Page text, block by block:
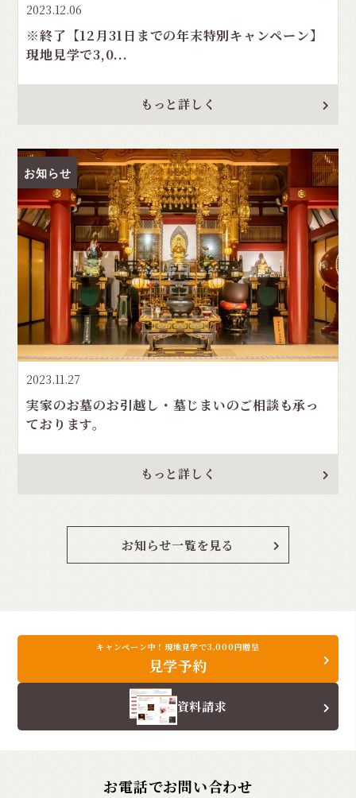
2023.12.06
※終了【12月31日までの年末特別キャンペーン】
現地見学で3,0...
もっと詳しく
お知らせ
2023.11.27
実家のお墓のお引越し・墓じまいのご相談も承っ
ております。
もっと詳しく
お知らせ一覧を見る
キャンペーン中！現地見学で3,000円贈呈
見学予約
資料請求
お電話でお問い合わせ